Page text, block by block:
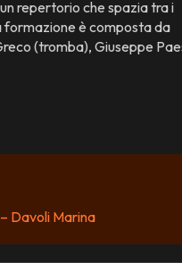
repertorio che spazia tra i
formazione è composta da
(tromba), Giuseppe
Davoli Marina